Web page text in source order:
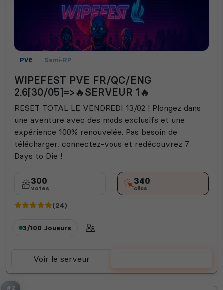
PVE Semi-RP
WIPEFEST PVE FR/QC/ENG
2.6[30/05]=>🔥SERVEUR 1🔥
RESET TOTAL LE VENDREDI 13/02 ! Plongez dans
une aventure avec des mods exclusifs et une
expérience 100% renouvelée. Pas besoin de
télécharger, connectez-vous et redécouvrez 7
Days to Die !
300
votes
340
clics
(24)
3/100 Joueurs
Voir le serveur
#2